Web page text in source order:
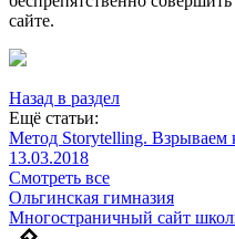
сайте.
Назад в раздел
Ещё статьи:
Метод Storytelling. Взрываем
13.03.2018
Смотреть все
Ольгинская гимназия
Многостраничный сайт